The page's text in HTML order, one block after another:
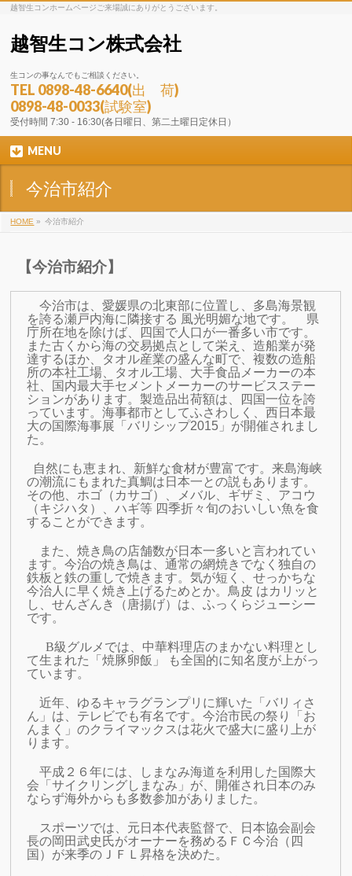
越智生コンホームページご来場誠にありがとうございます。
越智生コン株式会社
生コンの事なんでもご相談ください。
TEL 0898-48-6640(出 荷)
0898-48-0033(試験室)
受付時間 7:30 - 16:30(各日曜日、第二土曜日定休日）
MENU
今治市紹介
HOME » 今治市紹介
【今治市紹介】
今治市は、愛媛県の北東部に位置し、多島海景観
を誇る瀬戸内海に隣接する 風光明媚な地です。
県
庁所在地を除けば、
四国で人口が一番多い市です。
また古くから海の交易拠点として栄え、造船業が発
達するほか、タオル産業の盛んな町で、複数の造船
所の本社工場、タオル工場、大手食品メーカーの本
社、国内最大手セメントメーカーのサービスステー
ションがあります。製造品出荷額は、四国一位を誇
っています。海事都市としてふさわしく、西日本最
大の国際海事展「バリシップ2015」が開催されまし
た。
自然にも恵まれ、新鮮な食材が豊富です。来島海峡
の潮流にもまれた真鯛は日本一との説もあります。
その他、 ホゴ（カサゴ）、
メバル、ギザミ、アコウ
（キジハタ）、ハギ等 四季折々旬のおいしい魚を食
することができます。
また、焼き鳥の店舗数が日本一多いと言われてい
ます。今治の焼き鳥は、通常の網焼きでなく独自の
鉄板と鉄の重しで焼きます。気が短く、せっかちな
今治人に早く焼き上げるためとか。鳥皮 はカリッと
し、せんざんき（唐揚げ）は、ふっくらジューシー
です。
B級グルメでは、中華料理店のまかない料理とし
て生まれた「焼豚卵飯 」
も全国的に知名度が上がっ
ています。
近年、ゆるキャラグランプリに輝いた「バリィさ
ん」は、テレビでも有名です。今治市民の祭り「お
んまく」のクライマックスは花火で盛大に盛り上が
ります。
平成２６年には、しまなみ海道を利用した国際大
会「サイクリングしまなみ」が、開催され日本のみ
ならず海外からも多数参加がありました。
スポーツでは、元日本代表監督で、日本協会副会
長の岡田武史氏がオーナーを務めるＦＣ今治（四
国）が来季のＪＦＬ昇格を決めた。